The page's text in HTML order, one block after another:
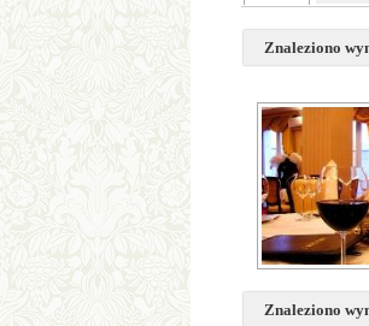
Znaleziono
Znaleziono